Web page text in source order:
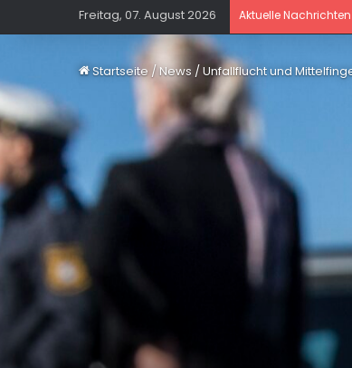
Freitag, 07. August 2026 Aktuelle Nachrichten
Startseite /News /Unfallflucht und